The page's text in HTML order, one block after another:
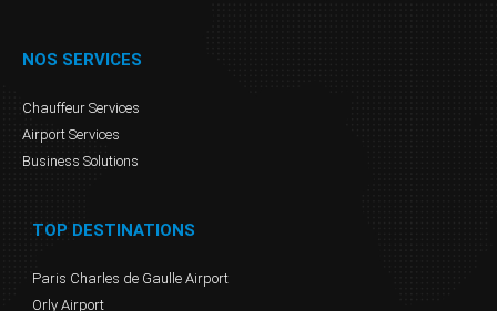
NOS SERVICES
Chauffeur Services
Airport Services
Business Solutions
TOP DESTINATIONS
Paris Charles de Gaulle Airport
Orly Airport